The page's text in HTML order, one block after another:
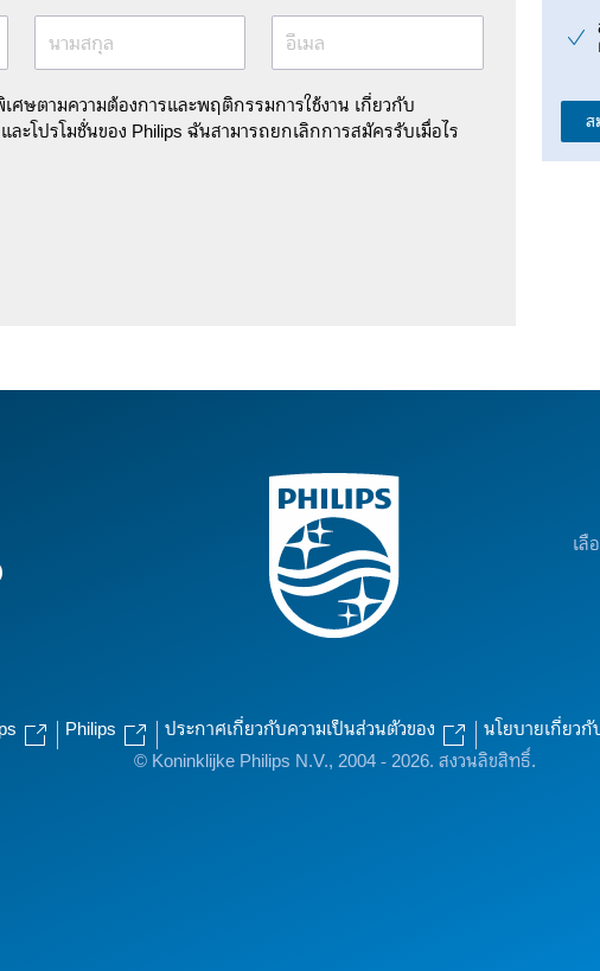
นามสกุล อีเมล
ศษตามความต้องการและพฤติกรรมการใช้งาน เกี่ยวกับ
โปรโมชั่นของ Philips ฉันสามารถยกเลิกการสมัครรับเมื่อไร
เลื
Philips ประกาศเกี่ยวกับความเป็นส่วนตัวของ นโยบายเกี่ยว
© Koninklijke Philips N.V., 2004 - 2026. สงวนลิขสิทธิ์.